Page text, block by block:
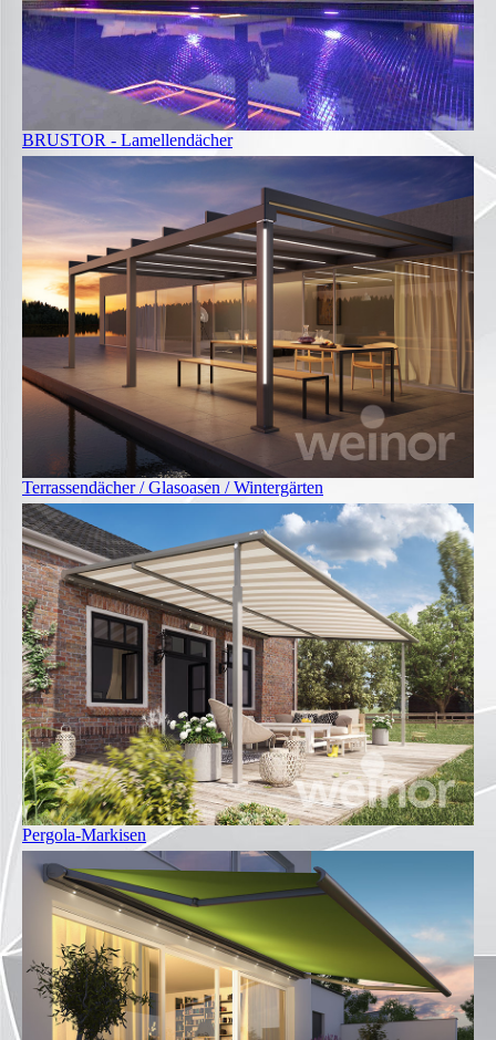
BRUSTOR - Lamellendächer
Terrassendächer / Glasoasen / Wintergärten
Pergola-Markisen